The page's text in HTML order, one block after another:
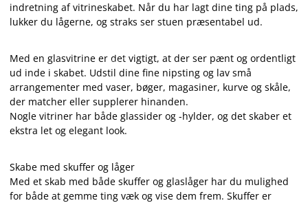
indretning af vitrineskabet. Når du har lagt dine ting på plads,
lukker du lågerne, og straks ser stuen præsentabel ud.
Med en glasvitrine er det vigtigt, at der ser pænt og ordentligt
ud inde i skabet. Udstil dine fine nipsting og lav små
arrangementer med vaser, bøger, magasiner, kurve og skåle,
der matcher eller supplerer hinanden.
Nogle vitriner har både glassider og -hylder, og det skaber et
ekstra let og elegant look.
Skabe med skuffer og låger
Med et skab med både skuffer og glaslåger har du mulighed
for både at gemme ting væk og vise dem frem. Skuffer er